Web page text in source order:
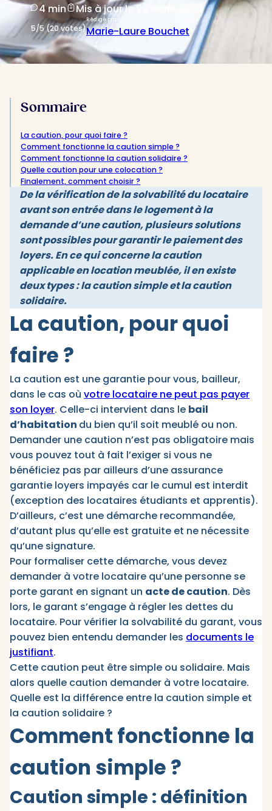
4 min Mis à jour le 29 mars 2023
5/5 (20 votes)
Rédigé par
Marie-Laure Bouchet
Sommaire
La caution, pour quoi faire ?
Comment fonctionne la caution simple ?
Comment fonctionne la caution solidaire ?
Quelle caution pour une colocation ?
Finalement, comment choisir ?
De la vérification de la solvabilité du locataire
avant son entrée dans le logement à la
demande d’une caution, plusieurs solutions
sont possibles pour garantir le paiement des
loyers. En ce qui concerne la caution
applicable en location meublée, il en existe
deux types : la caution simple et la caution
solidaire.
La caution, pour quoi
faire ?
La caution est une garantie pour vous, bailleur,
dans le cas où votre locataire ne peut pas payer
son loyer. Celle-ci intervient dans le bail
d’habitation du bien qu’il soit meublé ou non.
Demander une caution n’est pas obligatoire mais
vous pouvez tout à fait l’exiger si vous ne
bénéficiez pas par ailleurs d’une assurance
garantie loyers impayés car le cumul est interdit
(exception des locataires étudiants et apprentis).
D’ailleurs, c’est une démarche recommandée,
d’autant plus qu’elle est gratuite et ne nécessite
qu’une signature.
Pour formaliser cette démarche, vous devez
demander à votre locataire qu’une personne se
porte garant en signant un acte de caution. Dès
lors, le garant s’engage à régler les dettes du
locataire. Pour vérifier la solvabilité du garant, vous
pouvez bien entendu demander les documents le
justifiant.
Cette caution peut être simple ou solidaire. Mais
alors quelle caution demander à votre locataire.
Quelle est la différence entre la caution simple et
la caution solidaire ?
Comment fonctionne la
caution simple ?
Caution simple : définition